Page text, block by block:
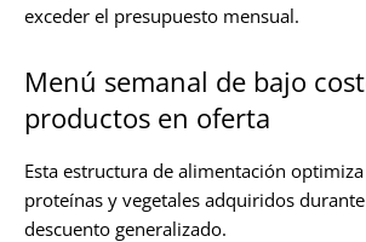
exceder el presupuesto mensual.
Menú semanal de bajo
productos en oferta
Esta estructura de alimentación
proteínas y vegetales adquiridos
descuento generalizado.